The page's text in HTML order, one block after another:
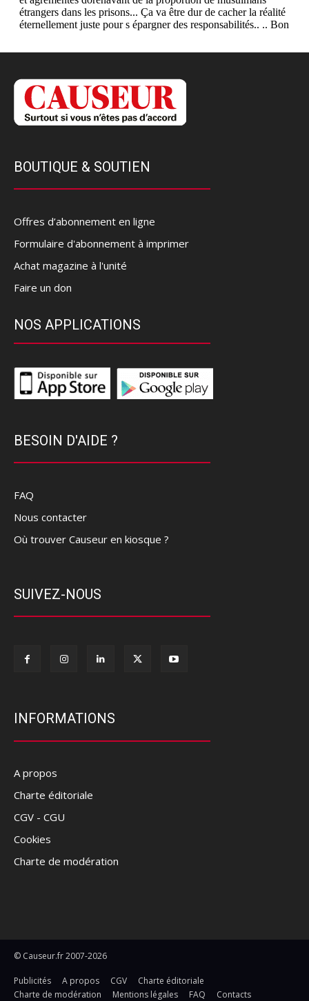
BOUTIQUE & SOUTIEN
Offres d’abonnement en ligne
Formulaire d'abonnement à imprimer
Achat magazine à l'unité
Faire un don
NOS APPLICATIONS
BESOIN D'AIDE ?
FAQ
Nous contacter
Où trouver Causeur en kiosque ?
SUIVEZ-NOUS
INFORMATIONS
A propos
Charte éditoriale
CGV - CGU
Cookies
Charte de modération
© Causeur.fr 2007-2026
Publicités A propos CGV
Charte éditoriale
Charte de modération
Mentions légales FAQ Contacts